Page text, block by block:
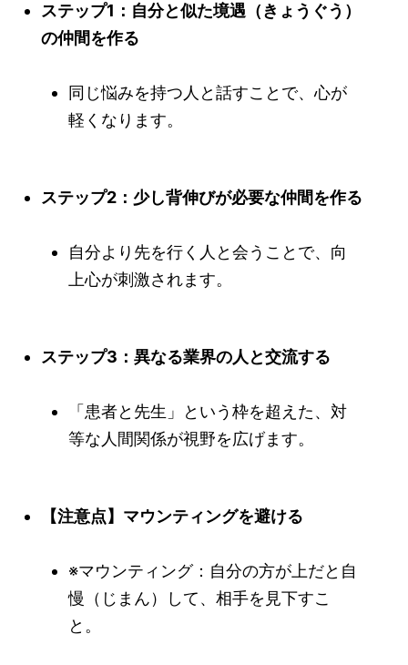
ステップ1：自分と似た境遇（きょうぐう）
の仲間を作る
同じ悩みを持つ人と話すことで、心が
軽くなります。
ステップ2：少し背伸びが必要な仲間を作る
自分より先を行く人と会うことで、向
上心が刺激されます。
ステップ3：異なる業界の人と交流する
「患者と先生」という枠を超えた、対
等な人間関係が視野を広げます。
【注意点】マウンティングを避ける
※マウンティング：自分の方が上だと自
慢（じまん）して、相手を見下すこ
と。